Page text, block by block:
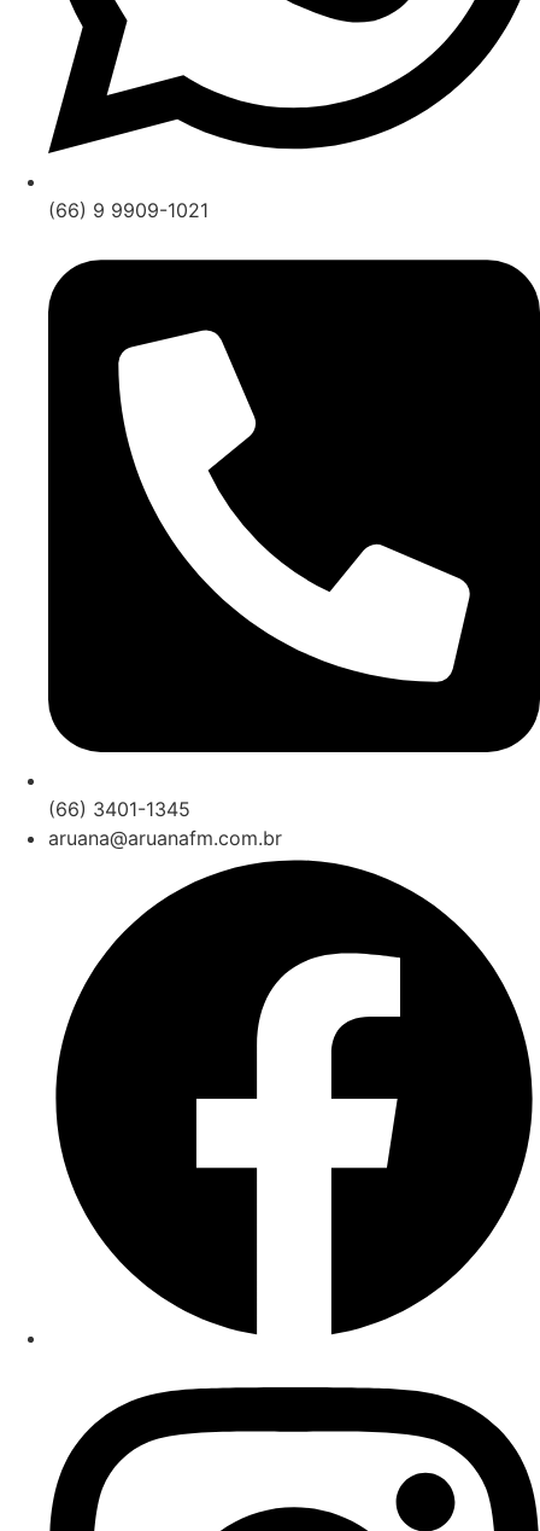
(66) 9 9909-1021
(66) 3401-1345
aruana@aruanafm.com.br